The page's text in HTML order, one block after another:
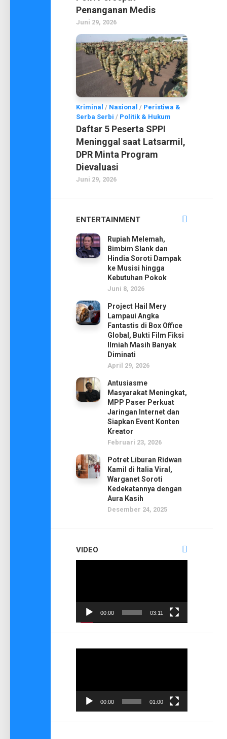
Penanganan Medis
Juni 29, 2026
Kriminal / Nasional / Peristiwa &
Serba Serbi / Politik & Hukum
Daftar 5 Peserta SPPI
Meninggal saat Latsarmil,
DPR Minta Program
Dievaluasi
Juni 29, 2026
ENTERTAINMENT
Rupiah Melemah,
Bimbim Slank dan
Hindia Soroti Dampak
ke Musisi hingga
Kebutuhan Pokok
Juni 8, 2026
Project Hail Mery
Lampaui Angka
Fantastis di Box Office
Global, Bukti Film Fiksi
Ilmiah Masih Banyak
Diminati
April 29, 2026
Antusiasme
Masyarakat Meningkat,
MPP Paser Perkuat
Jaringan Internet dan
Siapkan Event Konten
Kreator
Februari 23, 2026
Potret Liburan Ridwan
Kamil di Italia Viral,
Warganet Soroti
Kedekatannya dengan
Aura Kasih
Desember 24, 2025
VIDEO
00:00 03:11
00:00 01:00